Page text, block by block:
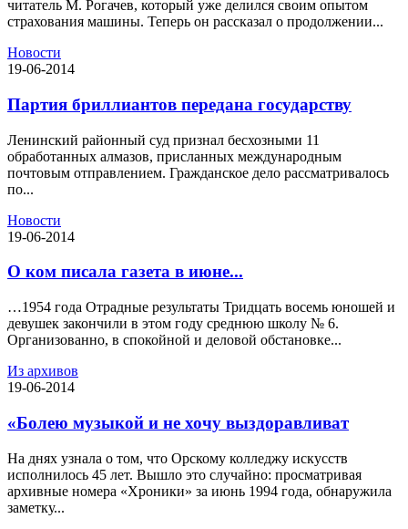
читатель М. Рогачев, который уже делился своим опытом
страхования машины. Теперь он рассказал о продолжении...
Новости
19-06-2014
Партия бриллиантов передана государству
Ленинский районный суд признал бесхозными 11
обработанных алмазов, присланных международным
почтовым отправлением. Гражданское дело рассматривалось
по...
Новости
19-06-2014
О ком писала газета в июне...
…1954 года Отрадные результаты Тридцать восемь юношей и
девушек закончили в этом году среднюю школу № 6.
Организованно, в спокойной и деловой обстановке...
Из архивов
19-06-2014
«Болею музыкой и не хочу выздоравливат
На днях узнала о том, что Орскому колледжу искусств
исполнилось 45 лет. Вышло это случайно: просматривая
архивные номера «Хроники» за июнь 1994 года, обнаружила
заметку...